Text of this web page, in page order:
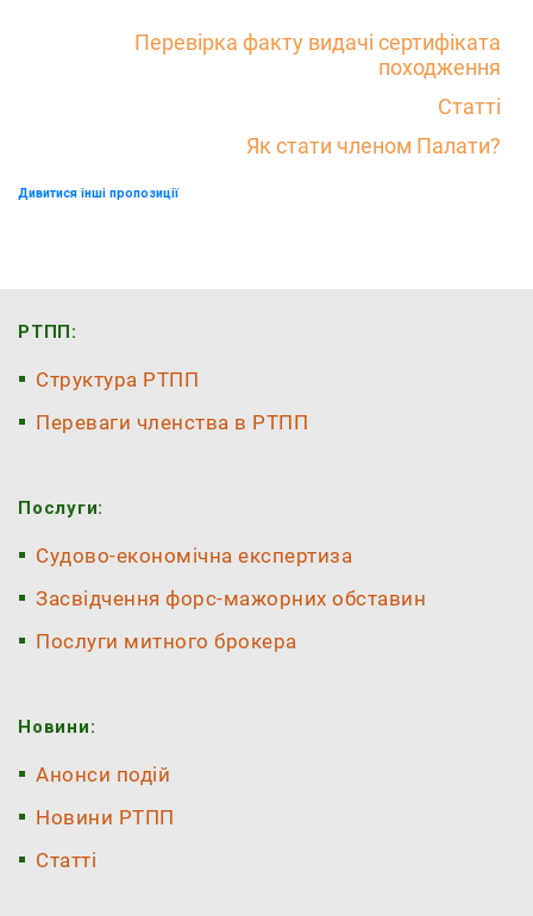
Перевірка факту видачі сертифіката
походження
Статті
Як стати членом Палати?
Дивитися інші пропозиції
РТПП:
Структура РТПП
Переваги членства в РТПП
Послуги:
Судово-економічна експертиза
Засвідчення форс-мажорних обставин
Послуги митного брокера
Новини:
Анонси подій
Новини РТПП
Статті